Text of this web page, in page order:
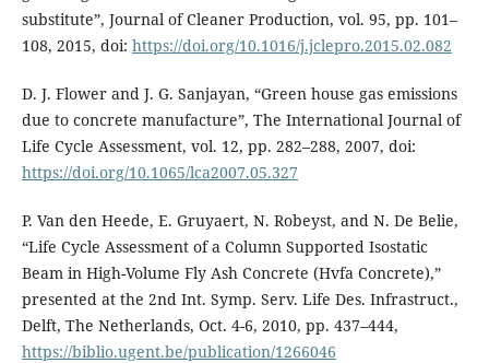
substitute”, Journal of Cleaner Production, vol. 95, pp. 101–
108, 2015, doi: https://doi.org/10.1016/j.jclepro.2015.02.082
D. J. Flower and J. G. Sanjayan, “Green house gas emissions
due to concrete manufacture”, The International Journal of
Life Cycle Assessment, vol. 12, pp. 282–288, 2007, doi:
https://doi.org/10.1065/lca2007.05.327
P. Van den Heede, E. Gruyaert, N. Robeyst, and N. De Belie,
“Life Cycle Assessment of a Column Supported Isostatic
Beam in High-Volume Fly Ash Concrete (Hvfa Concrete),”
presented at the 2nd Int. Symp. Serv. Life Des. Infrastruct.,
Delft, The Netherlands, Oct. 4-6, 2010, pp. 437–444,
https://biblio.ugent.be/publication/1266046